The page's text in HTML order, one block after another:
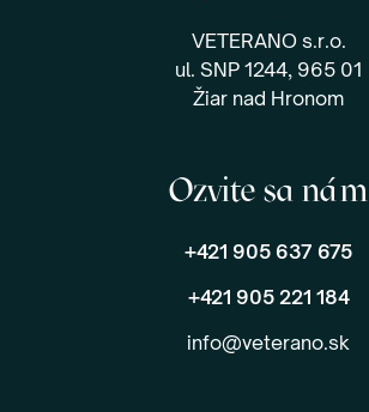
VETERANO s.r.o.
ul. SNP 1244, 965 01
Žiar nad Hronom
Ozvite sa nám
+421 905 637 675
+421 905 221 184
info@veterano.sk